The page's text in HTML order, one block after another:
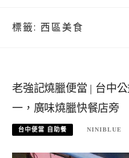
標籤: 西區美食
老強記燒臘便當 | 台中
一，廣味燒臘快餐店旁
台中便當 自助餐 NINIBLUE